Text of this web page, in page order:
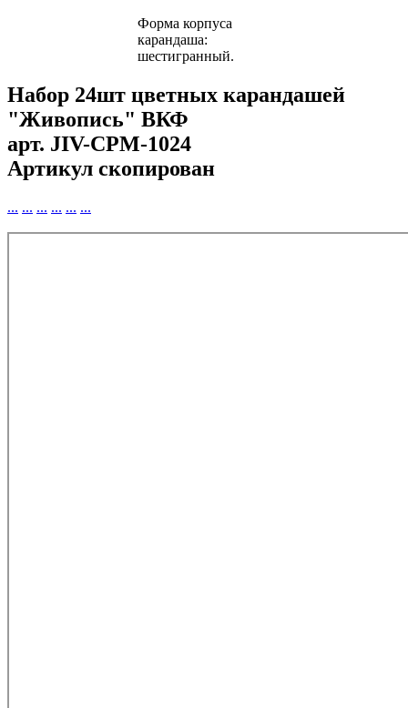
Форма корпуса
карандаша:
шестигранный.
Набор 24шт цветных карандашей
"Живопись" ВКФ
арт. JIV-CPM-1024
Артикул скопирован
... ... ... ... ... ...